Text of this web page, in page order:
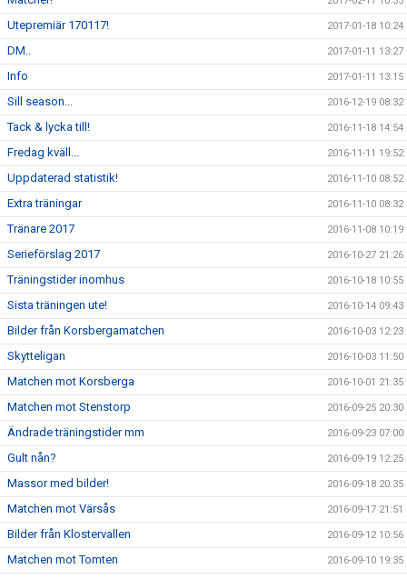
Utepremiär 170117! 2017-01-18 10:24
DM.. 2017-01-11 13:27
Info 2017-01-11 13:15
Sill season... 2016-12-19 08:32
Tack & lycka till! 2016-11-18 14:54
Fredag kväll... 2016-11-11 19:52
Uppdaterad statistik! 2016-11-10 08:52
Extra träningar 2016-11-10 08:32
Tränare 2017 2016-11-08 10:19
Serieförslag 2017 2016-10-27 21:26
Träningstider inomhus 2016-10-18 10:55
Sista träningen ute! 2016-10-14 09:43
Bilder från Korsbergamatchen 2016-10-03 12:23
Skytteligan 2016-10-03 11:50
Matchen mot Korsberga 2016-10-01 21:35
Matchen mot Stenstorp 2016-09-25 20:30
Ändrade träningstider mm 2016-09-23 07:00
Gult nån? 2016-09-19 12:25
Massor med bilder! 2016-09-18 20:35
Matchen mot Värsås 2016-09-17 21:51
Bilder från Klostervallen 2016-09-12 10:56
Matchen mot Tomten 2016-09-10 19:35